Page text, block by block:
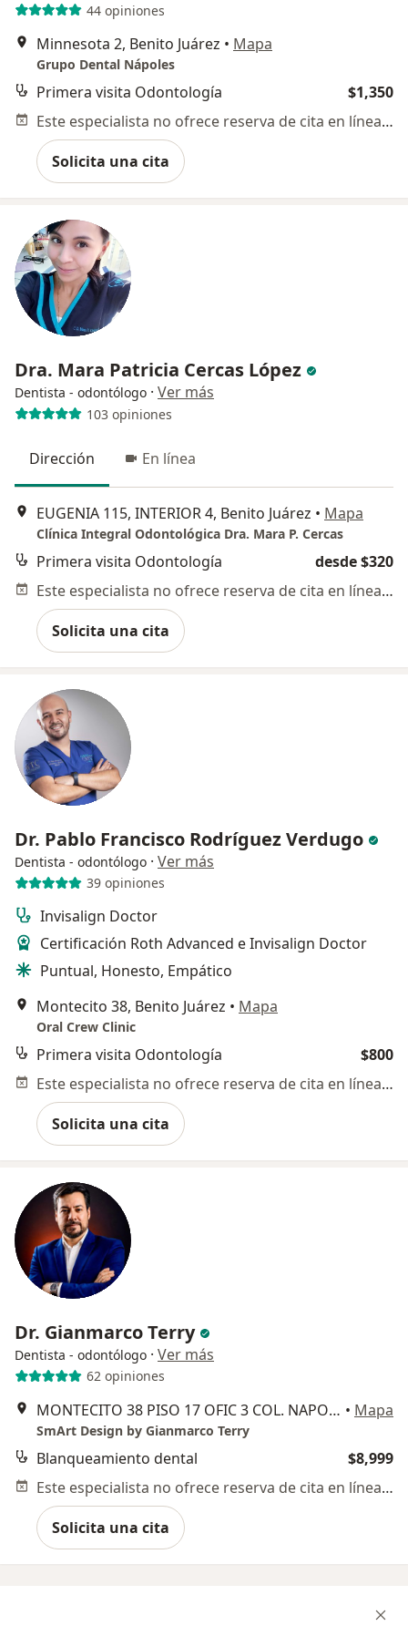
44 opiniones
Minnesota 2, Benito Juárez • Mapa
Grupo Dental Nápoles
Primera visita Odontología
$1,350
Este especialista no ofrece reserva de cita en línea en esta dirección.
Solicita una cita
Dra. Mara Patricia Cercas López
Dentista - odontólogo · Ver más
103 opiniones
Dirección En línea
EUGENIA 115, INTERIOR 4, Benito Juárez • Mapa
Clínica Integral Odontológica Dra. Mara P. Cercas
Primera visita Odontología
desde $320
Este especialista no ofrece reserva de cita en línea en esta dirección.
Solicita una cita
Dr. Pablo Francisco Rodríguez Verdugo
Dentista - odontólogo · Ver más
39 opiniones
Invisalign Doctor
Certificación Roth Advanced e Invisalign Doctor
Puntual, Honesto, Empático
Montecito 38, Benito Juárez • Mapa
Oral Crew Clinic
Primera visita Odontología
$800
Este especialista no ofrece reserva de cita en línea en esta dirección.
Solicita una cita
Dr. Gianmarco Terry
Dentista - odontólogo · Ver más
62 opiniones
MONTECITO 38 PISO 17 OFIC 3 COL. NAPOLES, Ciudad de México • Mapa
SmArt Design by Gianmarco Terry
Blanqueamiento dental
$8,999
Este especialista no ofrece reserva de cita en línea en esta dirección.
Solicita una cita